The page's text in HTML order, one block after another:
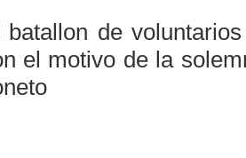
batallon de
el motivo de la